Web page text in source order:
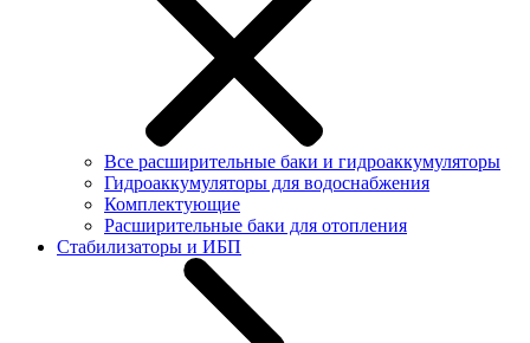
Все расширительные баки и гидроаккумуляторы
Гидроаккумуляторы для водоснабжения
Комплектующие
Расширительные баки для отопления
Стабилизаторы и ИБП